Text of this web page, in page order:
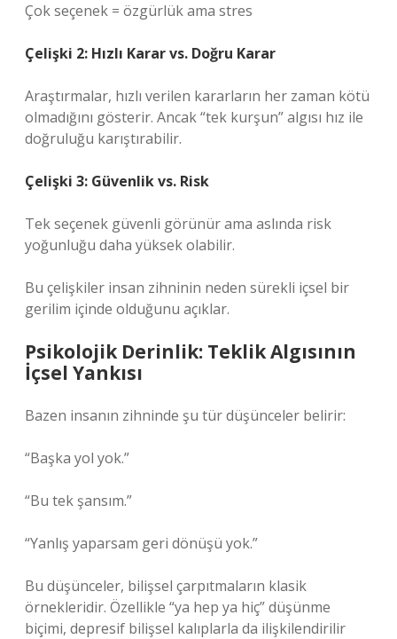
Çok seçenek = özgürlük ama stres
Çelişki 2: Hızlı Karar vs. Doğru Karar
Araştırmalar, hızlı verilen kararların her zaman kötü
olmadığını gösterir. Ancak “tek kurşun” algısı hız ile
doğruluğu karıştırabilir.
Çelişki 3: Güvenlik vs. Risk
Tek seçenek güvenli görünür ama aslında risk
yoğunluğu daha yüksek olabilir.
Bu çelişkiler insan zihninin neden sürekli içsel bir
gerilim içinde olduğunu açıklar.
Psikolojik Derinlik: Teklik Algısının
İçsel Yankısı
Bazen insanın zihninde şu tür düşünceler belirir:
“Başka yol yok.”
“Bu tek şansım.”
“Yanlış yaparsam geri dönüşü yok.”
Bu düşünceler, bilişsel çarpıtmaların klasik
örnekleridir. Özellikle “ya hep ya hiç” düşünme
biçimi, depresif bilişsel kalıplarla da ilişkilendirilir